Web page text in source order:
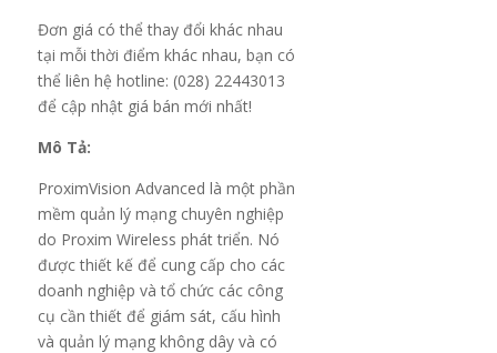
Đơn giá có thể thay đổi khác nhau
tại mỗi thời điểm khác nhau, bạn có
thể liên hệ hotline: (028) 22443013
để cập nhật giá bán mới nhất!
Mô Tả:
ProximVision Advanced là một phần
mềm quản lý mạng chuyên nghiệp
do Proxim Wireless phát triển. Nó
được thiết kế để cung cấp cho các
doanh nghiệp và tổ chức các công
cụ cần thiết để giám sát, cấu hình
và quản lý mạng không dây và có